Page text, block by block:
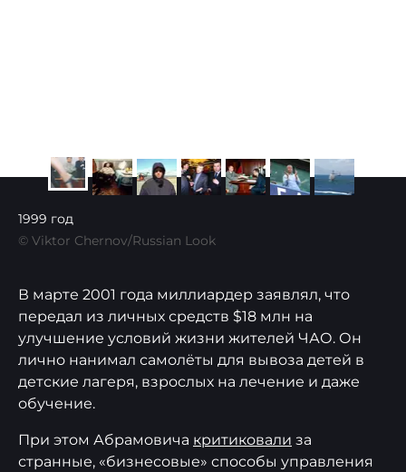
1999 год
© Viktor Chernov/Russian Look
В марте 2001 года миллиардер заявлял, что
передал из личных средств $18 млн на
улучшение условий жизни жителей ЧАО. Он
лично нанимал самолёты для вывоза детей в
детские лагеря, взрослых на лечение и даже
обучение.
При этом Абрамовича критиковали за
странные, «бизнесовые» способы управления